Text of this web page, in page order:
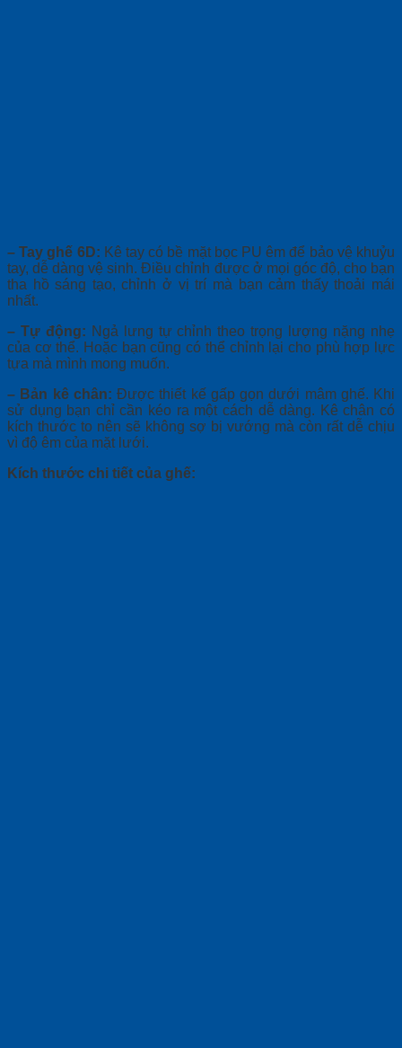
– Tay ghế 6D: Kê tay có bề mặt bọc PU êm để bảo vệ khuỷu
tay, dễ dàng vệ sinh. Điều chỉnh được ở mọi góc độ, cho bạn
tha hồ sáng tạo, chỉnh ở vị trí mà bạn cảm thấy thoải mái
nhất.
– Tự động: Ngả lưng tự chỉnh theo trọng lượng nặng nhẹ
của cơ thể. Hoặc bạn cũng có thể chỉnh lại cho phù hợp lực
tựa mà mình mong muốn.
– Bản kê chân: Được thiết kế gấp gọn dưới mâm ghế. Khi
sử dụng bạn chỉ cần kéo ra một cách dễ dàng. Kê chân có
kích thước to nên sẽ không sợ bị vướng mà còn rất dễ chịu
vì độ êm của mặt lưới.
Kích thước chi tiết của ghế: